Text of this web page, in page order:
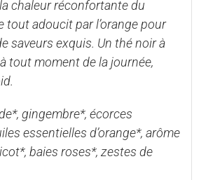
chaleur réconfortante du
tout adoucit par l’orange pour
saveurs exquis. Un thé noir à
tout moment de la journée,
gingembre*, écorces
essentielles d’orange*, arôme
baies roses*, zestes de